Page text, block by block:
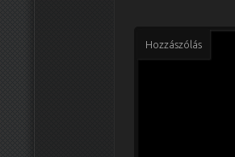
Hozzászólás